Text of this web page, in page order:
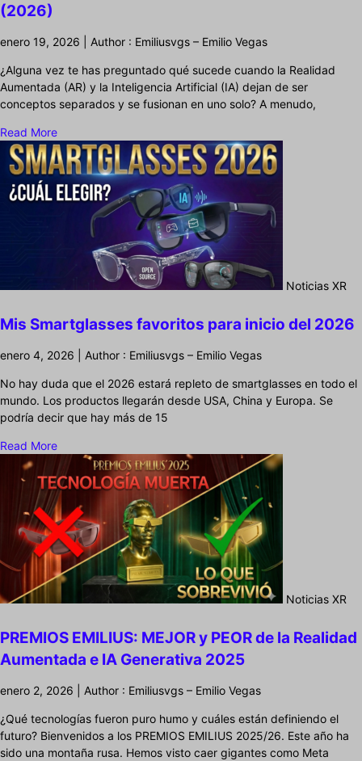
(2026)
enero 19, 2026 | Author : Emiliusvgs – Emilio Vegas
¿Alguna vez te has preguntado qué sucede cuando la Realidad
Aumentada (AR) y la Inteligencia Artificial (IA) dejan de ser
conceptos separados y se fusionan en uno solo? A menudo,
Read More
Noticias XR
Mis Smartglasses favoritos para inicio del 2026
enero 4, 2026 | Author : Emiliusvgs – Emilio Vegas
No hay duda que el 2026 estará repleto de smartglasses en todo el
mundo. Los productos llegarán desde USA, China y Europa. Se
podría decir que hay más de 15
Read More
Noticias XR
PREMIOS EMILIUS: MEJOR y PEOR de la Realidad
Aumentada e IA Generativa 2025
enero 2, 2026 | Author : Emiliusvgs – Emilio Vegas
¿Qué tecnologías fueron puro humo y cuáles están definiendo el
futuro? Bienvenidos a los PREMIOS EMILIUS 2025/26. Este año ha
sido una montaña rusa. Hemos visto caer gigantes como Meta